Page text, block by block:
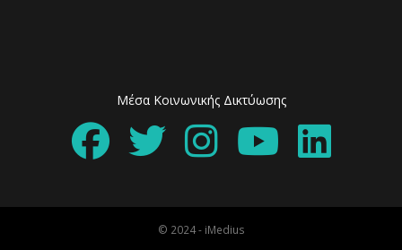
Μέσα Κοινωνικής Δικτύωσης
© 2024 - iMedius